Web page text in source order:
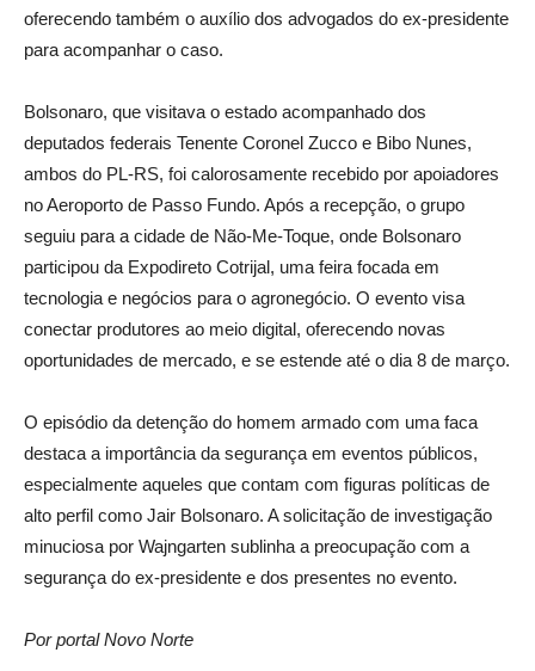
oferecendo também o auxílio dos advogados do ex-presidente
para acompanhar o caso.
Bolsonaro, que visitava o estado acompanhado dos
deputados federais Tenente Coronel Zucco e Bibo Nunes,
ambos do PL-RS, foi calorosamente recebido por apoiadores
no Aeroporto de Passo Fundo. Após a recepção, o grupo
seguiu para a cidade de Não-Me-Toque, onde Bolsonaro
participou da Expodireto Cotrijal, uma feira focada em
tecnologia e negócios para o agronegócio. O evento visa
conectar produtores ao meio digital, oferecendo novas
oportunidades de mercado, e se estende até o dia 8 de março.
O episódio da detenção do homem armado com uma faca
destaca a importância da segurança em eventos públicos,
especialmente aqueles que contam com figuras políticas de
alto perfil como Jair Bolsonaro. A solicitação de investigação
minuciosa por Wajngarten sublinha a preocupação com a
segurança do ex-presidente e dos presentes no evento.
Por portal Novo Norte